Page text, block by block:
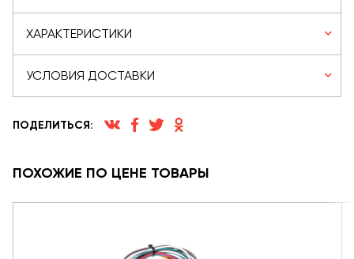
ХАРАКТЕРИСТИКИ
УСЛОВИЯ ДОСТАВКИ
ПОДЕЛИТЬСЯ:
ПОХОЖИЕ ПО ЦЕНЕ ТОВАРЫ